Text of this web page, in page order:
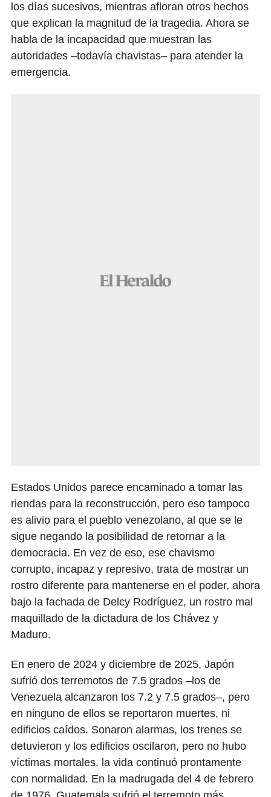
los días sucesivos, mientras afloran otros hechos
que explican la magnitud de la tragedia. Ahora se
habla de la incapacidad que muestran las
autoridades –todavía chavistas– para atender la
emergencia.
Estados Unidos parece encaminado a tomar las
riendas para la reconstrucción, pero eso tampoco
es alivio para el pueblo venezolano, al que se le
sigue negando la posibilidad de retornar a la
democracia. En vez de eso, ese chavismo
corrupto, incapaz y represivo, trata de mostrar un
rostro diferente para mantenerse en el poder, ahora
bajo la fachada de Delcy Rodríguez, un rostro mal
maquillado de la dictadura de los Chávez y
Maduro.
En enero de 2024 y diciembre de 2025, Japón
sufrió dos terremotos de 7.5 grados –los de
Venezuela alcanzaron los 7.2 y 7.5 grados–, pero
en ninguno de ellos se reportaron muertes, ni
edificios caídos. Sonaron alarmas, los trenes se
detuvieron y los edificios oscilaron, pero no hubo
víctimas mortales, la vida continuó prontamente
con normalidad. En la madrugada del 4 de febrero